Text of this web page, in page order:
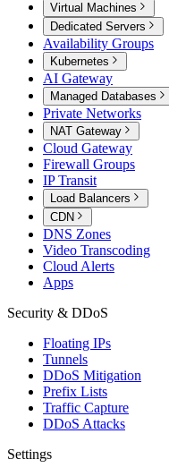
Virtual Machines
Dedicated Servers
Availability Groups
Kubernetes
AI Gateway
Managed Databases
Private Networks
NAT Gateway
Cloud Gateway
Firewall Groups
IP Transit
Load Balancers
CDN
DNS Zones
Video Transcoding
Cloud Alerts
Apps
Security & DDoS
Floating IPs
Tunnels
DDoS Mitigation
Prefix Lists
Traffic Capture
DDoS Attacks
Settings